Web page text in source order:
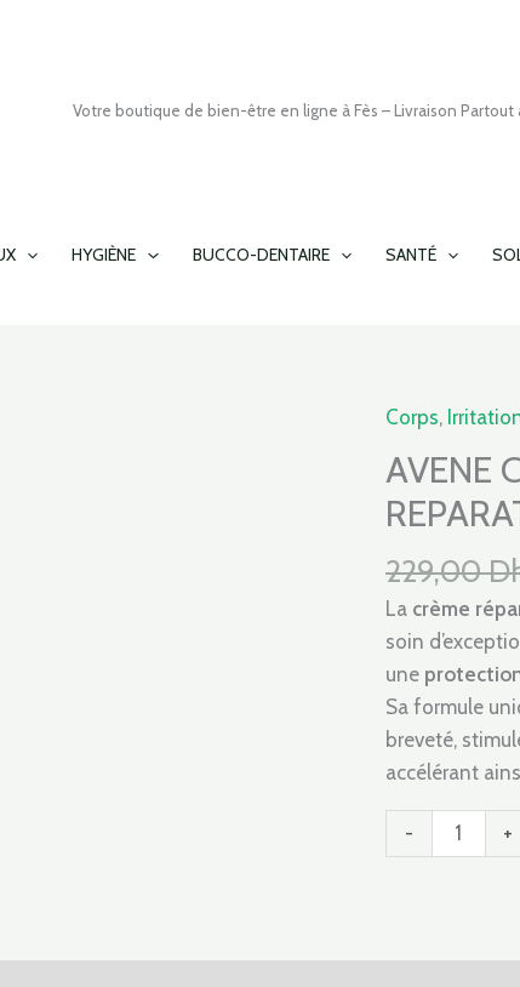
Votre boutique de bien-être en ligne à Fès – Livraison Partout
HYGIÈNE BUCCO-DENTAIRE SANTÉ
Corps,
AVENE
229,00
La crème
soin
une
Sa formule
breveté,
accélérant
-
quantité
de
AVENE
CICALFATE+
50+
CREME
REPARATRICE
MULTI
PROTECTRICE
30ml
+